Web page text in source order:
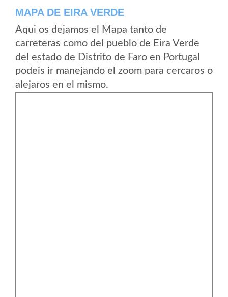
MAPA DE EIRA VERDE
Aqui os dejamos el Mapa tanto de
carreteras como del pueblo de Eira Verde
del estado de Distrito de Faro en Portugal
podeis ir manejando el zoom para cercaros o
alejaros en el mismo.